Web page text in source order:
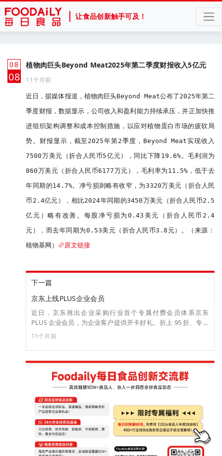
让食品创新触手可及！
08
月
08
植物肉巨头Beyond Meat2025年第二季度财报收入5亿元
11个月前
近日，据媒体报道，植物肉巨头Beyond Meat公布了2025年第二
季度财报，数据显示，公司收入和盈利能力持续承压，并正加快推
进组织架构调整和成本控制措施，以应对植物蛋白市场的疲软局
势。财报显示，截至2025年第2季度，Beyond Meat实现收入
7500万美元（折合人民币5亿元），同比下降19.6%。毛利润为
860万美元（折合人民币6177万元），毛利率为11.5%，低于去
年同期的14.7%。净亏损则略有收窄，为3320万美元（折合人民
币2.4亿元），相比2024年同期的3450万美元（折合人民币2.5
亿元）略有改善。每股净亏损为0.43美元（折合人民币2.4
元），而去年同期为0.53美元（折合人民币3.8元）。（来源：
植物基网）
原文链接
下一篇
京东上线PLUS企业会员
近日，京东推出企业采购行业首个专属付费会员体系京东
PLUS 企业会员，为企业客户提供开卡好礼、折上 95 折、专享
立减、免息账期、自营免运费、上门退换货、180天只换不修、
PLUS专属客服等8大专属权益。据了解，目前，京东推出的
PLUS 企业会员经典卡定价为99元/年、尊享卡定价为299元/
年，已在京东主站上线。（来源：京东政企业务）
11个月前